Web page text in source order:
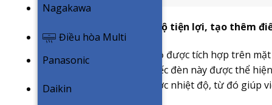
Nagakawa
Điều hòa Multi
Panasonic
Daikin
Đèn LED hiển thị nhiệt độ tiện lợi, tạo thêm
Đèn LED hiển thị nhiệt độ được tích hợp trên
dụng. Công dụng của chiếc đèn này được thể
thể dễ dàng quan sát được nhiệt độ, từ đó giúp